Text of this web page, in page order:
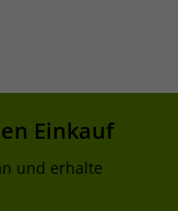
Einkauf
und erhalte